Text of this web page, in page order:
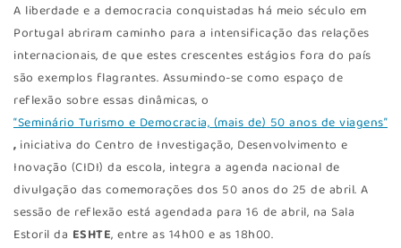
A liberdade e a democracia conquistadas há meio século em
Portugal abriram caminho para a intensificação das relações
internacionais, de que estes crescentes estágios fora do país
são exemplos flagrantes. Assumindo-se como espaço de
reflexão sobre essas dinâmicas, o
“Seminário Turismo e Democracia, (mais de) 50 anos de viagens”
, iniciativa do Centro de Investigação, Desenvolvimento e
Inovação (CIDI) da escola, integra a agenda nacional de
divulgação das comemorações dos 50 anos do 25 de abril. A
sessão de reflexão está agendada para 16 de abril, na Sala
Estoril da ESHTE, entre as 14h00 e as 18h00.